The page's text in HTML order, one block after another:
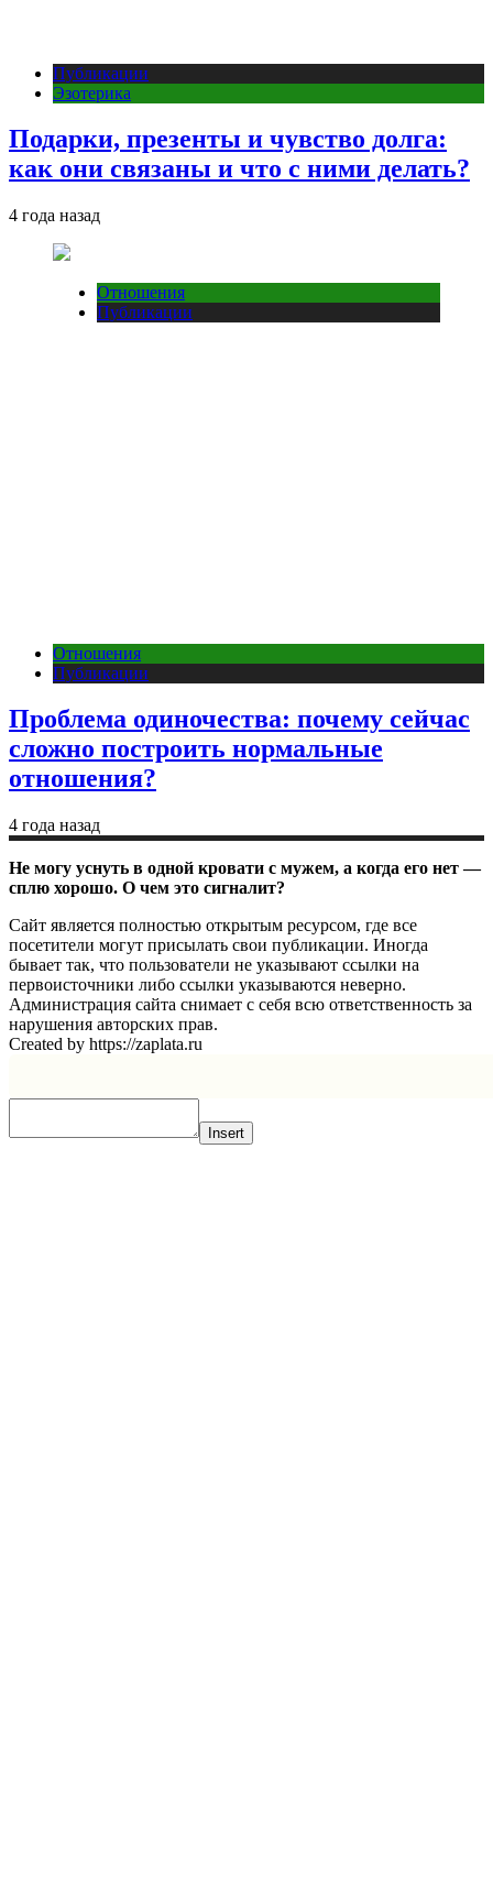
Публикации
Эзотерика
Подарки, презенты и чувство долга:
как они связаны и что с ними делать?
4 года назад
Отношения
Публикации
Отношения
Публикации
Проблема одиночества: почему сейчас
сложно построить нормальные
отношения?
4 года назад
Не могу уснуть в одной кровати с мужем, а когда его нет —
сплю хорошо. О чем это сигналит?
Сайт является полностью открытым ресурсом, где все
посетители могут присылать свои публикации. Иногда
бывает так, что пользователи не указывают ссылки на
первоисточники либо ссылки указываются неверно.
Администрация сайта снимает с себя всю ответственность за
нарушения авторских прав.
Created by https://zaplata.ru
Insert